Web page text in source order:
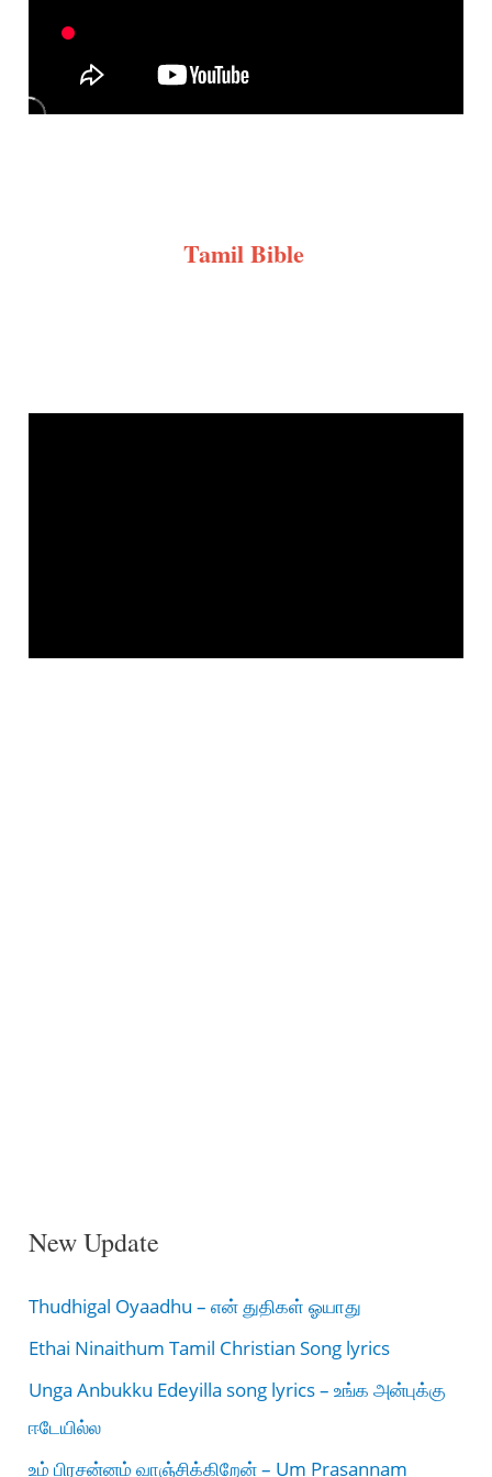
Tamil Bible
New Update
Thudhigal Oyaadhu – என் துதிகள் ஓயாது
Ethai Ninaithum Tamil Christian Song lyrics
Unga Anbukku Edeyilla song lyrics – உங்க அன்புக்கு
ஈடேயில்ல
உம் பிரசன்னம் வாஞ்சிக்கிறேன் – Um Prasannam